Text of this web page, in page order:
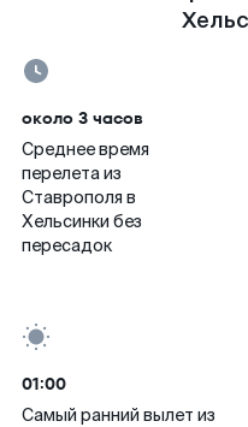
около 3 часов
Среднее время
перелета из
Ставрополя в
Хельсинки без
пересадок
01:00
Самый ранний вылет из